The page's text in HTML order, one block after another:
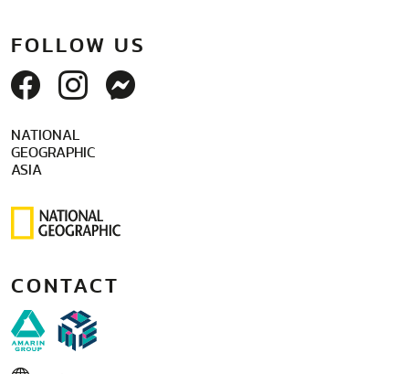
FOLLOW US
NATIONAL
GEOGRAPHIC
ASIA
CONTACT